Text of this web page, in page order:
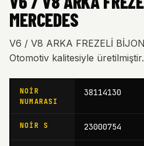
MERCEDES
V6 / V8 ARKA FREZELİ
Otomotiv kalitesiyle üretilmiştir.
NOIR
NUMARASI
38114130
NOIR S 23000754